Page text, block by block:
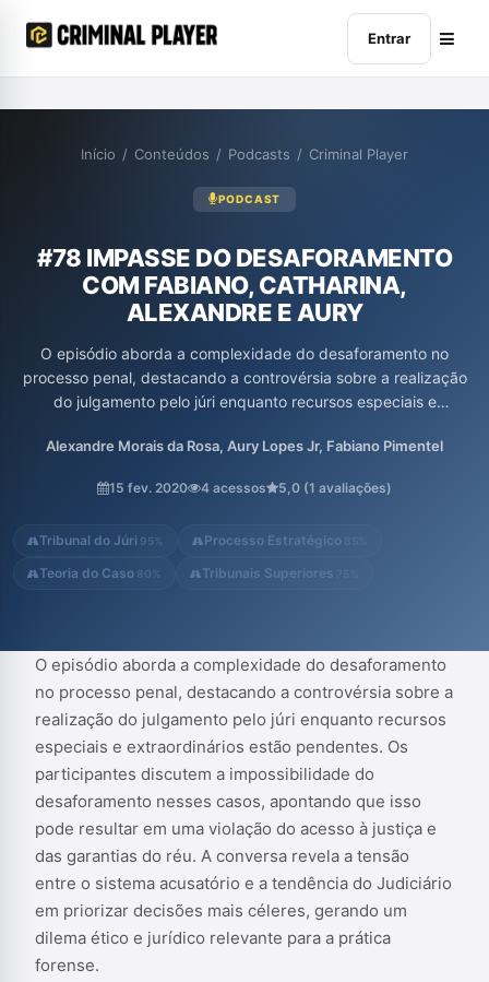
Entrar
Início / Conteúdos / Podcasts / Criminal Player
PODCAST
#78 IMPASSE DO DESAFORAMENTO
COM FABIANO, CATHARINA,
ALEXANDRE E AURY
O episódio aborda a complexidade do desaforamento no
processo penal, destacando a controvérsia sobre a realização
do julgamento pelo júri enquanto recursos especiais e
impossibilidade do desaforamento nesses casos, apontando que
garantias do réu. A conversa revela a tensão entre o sistema
mais céleres, gerando um...
Alexandre Morais da Rosa, Aury Lopes Jr, Fabiano Pimentel
15 fev. 2020 4 acessos 5,0 (1 avaliações)
Tribunal do Júri 95% Processo Estratégico
Teoria do Caso 80% Tribunais Superiores
O episódio aborda a complexidade do desaforamento
no processo penal, destacando a controvérsia sobre a
realização do julgamento pelo júri enquanto recursos
especiais e extraordinários estão pendentes. Os
participantes discutem a impossibilidade do
desaforamento nesses casos, apontando que isso
pode resultar em uma violação do acesso à justiça e
das garantias do réu. A conversa revela a tensão
entre o sistema acusatório e a tendência do Judiciário
em priorizar decisões mais céleres, gerando um
dilema ético e jurídico relevante para a prática
forense.